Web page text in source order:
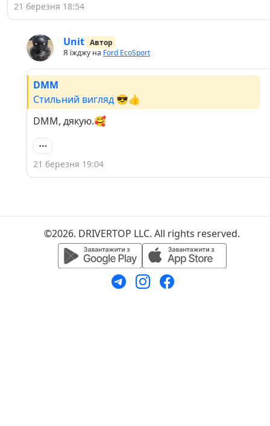
21 березня 18:54
Unit Автор
Я їжджу на Ford EcoSport
DMM
Стильний вигляд 😎👍
DMM, дякую.🥰
21 березня 19:04
©2026. DRIVERTOP LLC. All rights reserved.